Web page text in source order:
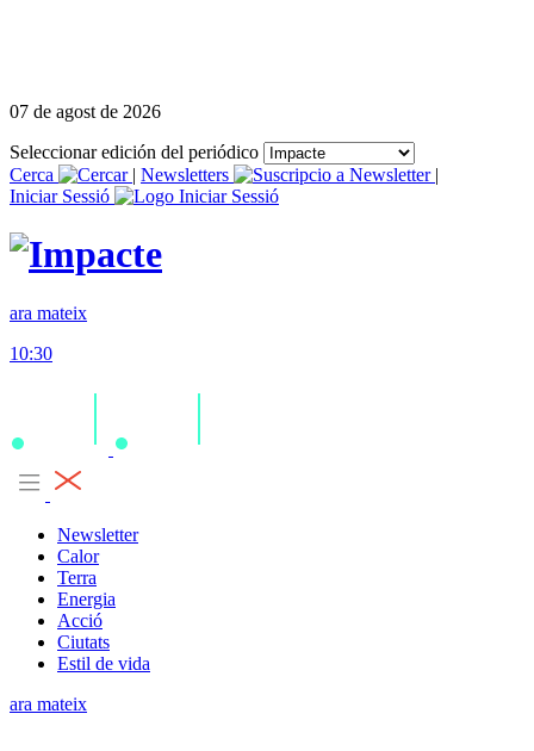
07 de agost de 2026
Seleccionar edición del periódico
Cerca
| Newsletters
|
Iniciar Sessió
ara mateix
10:30
Newsletter
Calor
Terra
Energia
Acció
Ciutats
Estil de vida
ara mateix